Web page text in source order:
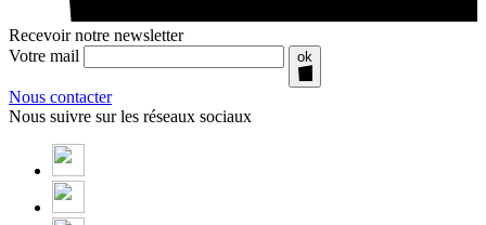
Recevoir notre newsletter
Votre mail
ok
Nous contacter
Nous suivre sur les réseaux sociaux